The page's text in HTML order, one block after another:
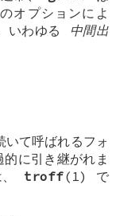
オプションによ
いわゆる
中間出
て呼ばれるフォ
に引き継がれま
、 troff(1) で